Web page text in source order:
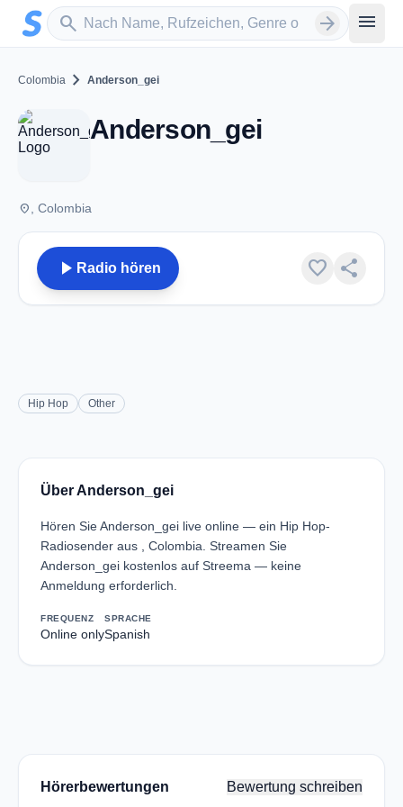
Zum Hauptinhalt springen
search
Sender suchen arrow_forward menu
Colombia chevron_right Anderson_gei
Anderson_gei
place , Colombia
play_arrow Radio hören favorite share
Hip Hop Other
Über Anderson_gei
Hören Sie Anderson_gei live online — ein Hip Hop-
Radiosender aus , Colombia. Streamen Sie
Anderson_gei kostenlos auf Streema — keine
Anmeldung erforderlich.
FREQUENZ
Online only
SPRACHE
Spanish
Hörerbewertungen Bewertung schreiben